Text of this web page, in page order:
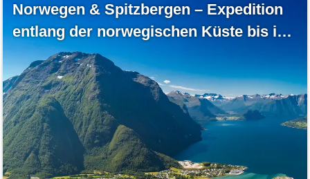
Norwegen & Spitzbergen – Expedition
entlang der norwegischen Küste bis in
die Arktis